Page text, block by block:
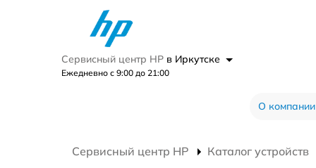
Сервисный центр HP в Иркутске
Ежедневно с 9:00 до 21:00
О компании
Сервисный центр HP Каталог устройств